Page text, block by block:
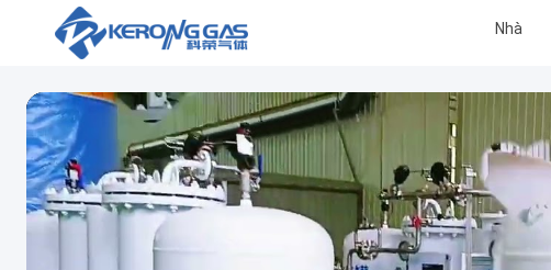
Nhà